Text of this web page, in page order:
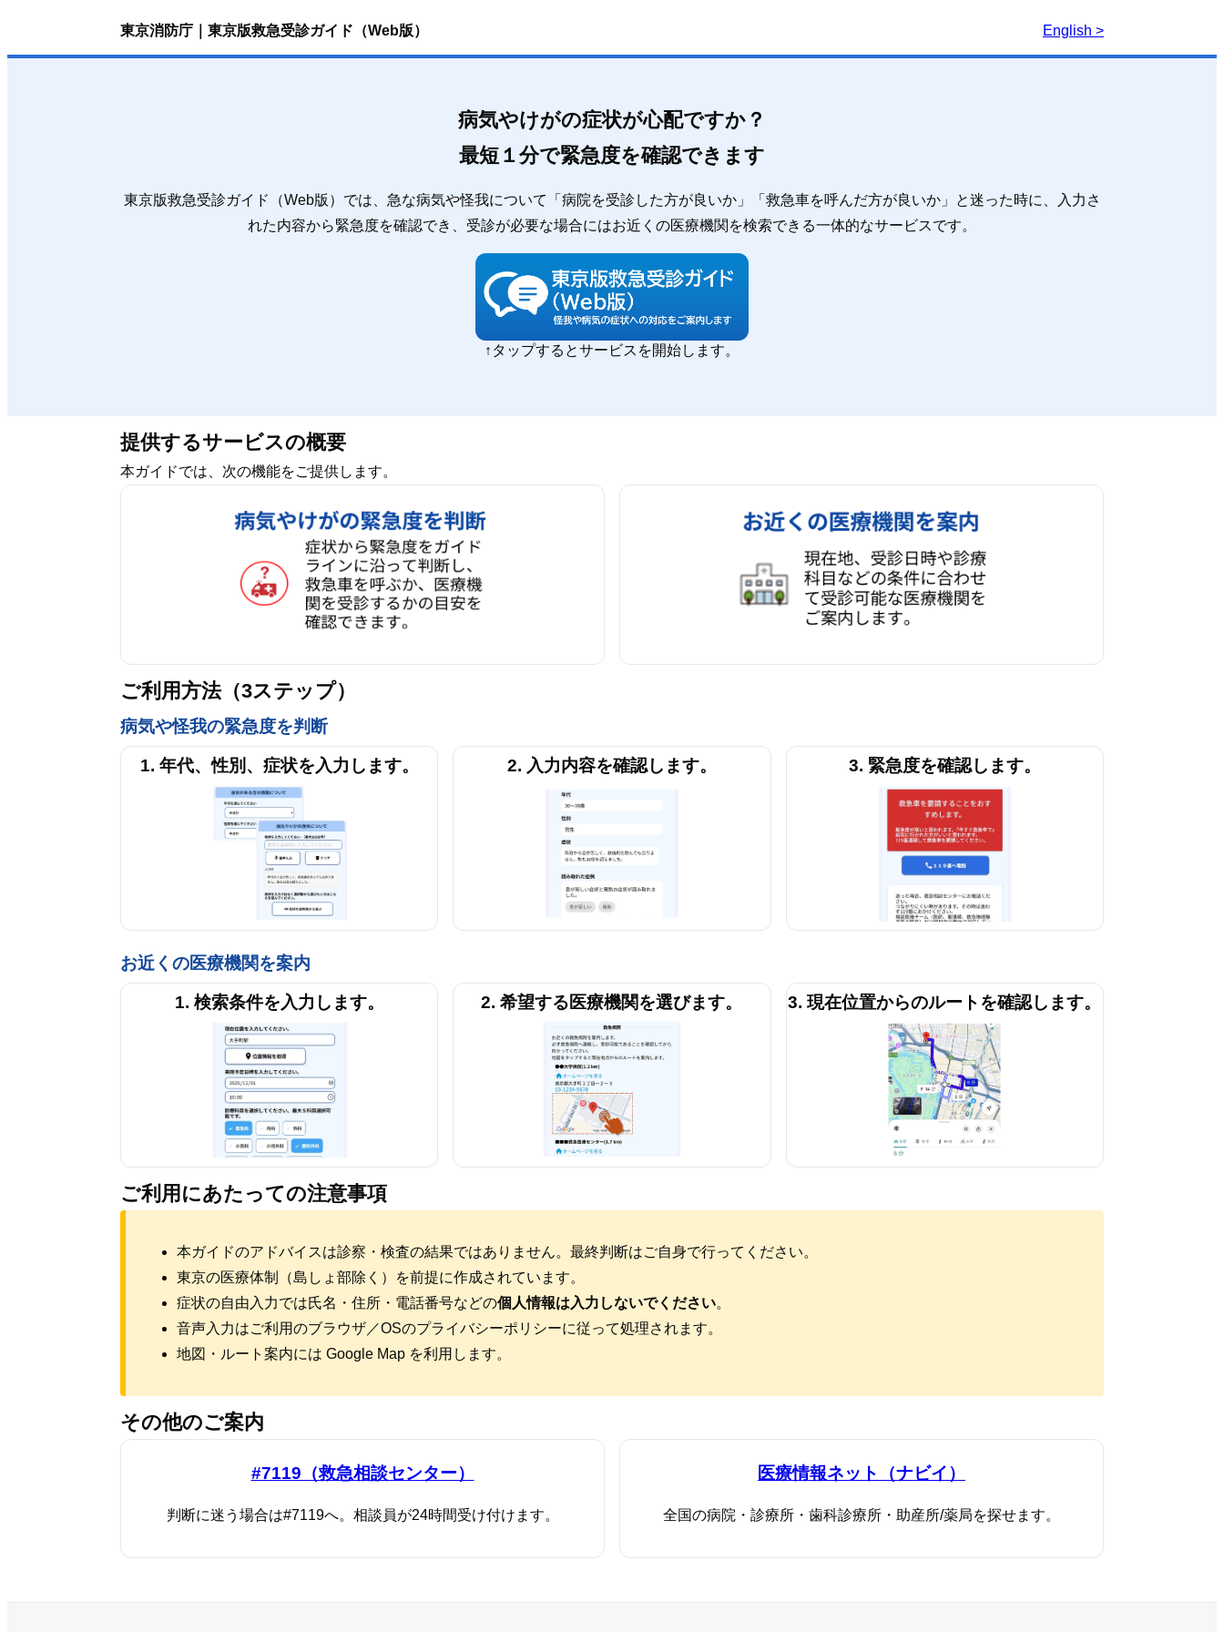
東京消防庁｜東京版救急受診ガイド（Web版） English >
病気やけがの症状が心配ですか？
最短１分で緊急度を確認できます
東京版救急受診ガイド（Web版）では、急な病気や怪我について「病院を受診した方が良いか」「救急車を呼んだ方が良いか」と迷った時に、入力さ
れた内容から緊急度を確認でき、受診が必要な場合にはお近くの医療機関を検索できる一体的なサービスです。
↑タップするとサービスを開始します。
提供するサービスの概要
本ガイドでは、次の機能をご提供します。
ご利用方法（3ステップ）
病気や怪我の緊急度を判断
1. 年代、性別、症状を入力します。 2. 入力内容を確認します。 3. 緊急度を確認します。
お近くの医療機関を案内
1. 検索条件を入力します。 2. 希望する医療機関を選びます。 3. 現在位置からのルートを確認します。
ご利用にあたっての注意事項
本ガイドのアドバイスは診察・検査の結果ではありません。最終判断はご自身で行ってください。
東京の医療体制（島しょ部除く）を前提に作成されています。
症状の自由入力では氏名・住所・電話番号などの個人情報は入力しないでください。
音声入力はご利用のブラウザ／OSのプライバシーポリシーに従って処理されます。
地図・ルート案内には Google Map を利用します。
その他のご案内
#7119（救急相談センター）
判断に迷う場合は#7119へ。相談員が24時間受け付けます。
医療情報ネット（ナビイ）
全国の病院・診療所・歯科診療所・助産所/薬局を探せます。